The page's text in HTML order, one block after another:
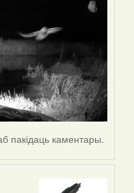
пакідаць каментары.